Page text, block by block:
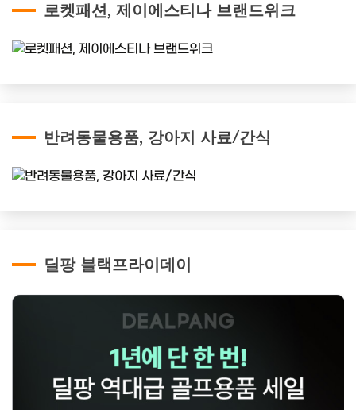
로켓패션, 제이에스티나 브랜드위크
반려동물용품, 강아지 사료/간식
딜팡 블랙프라이데이